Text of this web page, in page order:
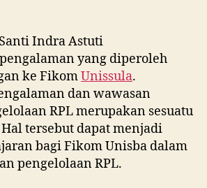
Indra Astuti
yang diperoleh
ke FikomUnissula.
dan wawasan
RPL merupakan sesuatu
tersebut dapat menjadi
bagi Fikom Unisba dalam
pengelolaan RPL.